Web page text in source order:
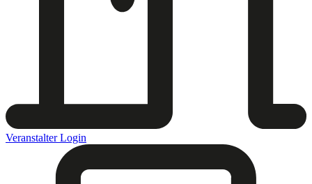
Veranstalter Login